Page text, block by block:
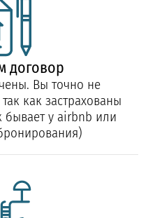
договор
Вы точно не
как застрахованы
у airbnb или